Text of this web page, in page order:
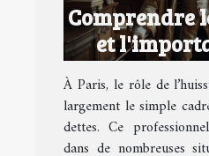
Comprendre
et
huissier de
À Paris, le rôle de
largement le simple
dettes. Ce
dans de nombreuses